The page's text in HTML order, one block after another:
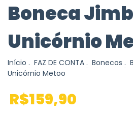
Boneca
Unicórnio
Início . FAZ DE CONTA . Bonecos .
Unicórnio Metoo
R$159,90